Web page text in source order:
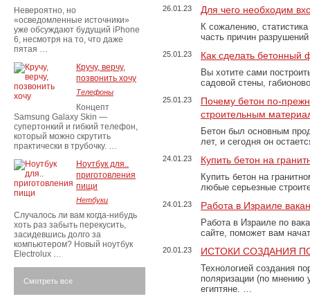
26.01.23 Для чего необходим
К сожалению,
часть причин
25.01.23 Как сделать бетонный
Вы хотите сами
садовой стены,
25.01.23
Почему бетон по-
строительным
Бетон был основным
лет, и сегодня он
24.01.23 Купить бетон на
Купить бетон на
любые серьезные
24.01.23 Работа в Израиле
Работа в Израиле по
сайте, поможет вам
20.01.23 ИСТОКИ СОЗДАНИЯ
Технологией создания
поляризации (по
египтяне. …
Невероятно, но
«осведомленные источники»
уже обсуждают будущий iPhone
6, несмотря на то, что даже
пятая …
Кручу, верчу,
позвонить хочу
Телефоны
Концепт
Samsung Galaxy Skin —
супертонкий и гибкий телефон,
который можно скрутить
практически в трубочку. …
Ноутбук для..
приготовления
пищи
Нетбуки
Случалось ли вам когда-нибудь
хоть раз забыть перекусить,
засидевшись долго за
компьютером? Новый ноутбук
Electrolux …
Смотреть все